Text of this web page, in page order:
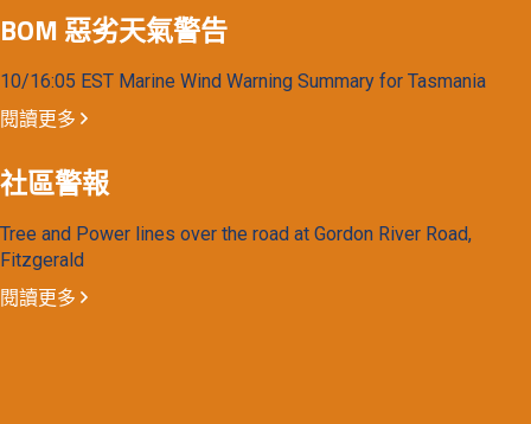
BOM 惡劣天氣警告
10/16:05 EST Marine Wind Warning Summary for Tasmania
閱讀更多
社區警報
Tree and Power lines over the road at Gordon River Road,
Fitzgerald
閱讀更多